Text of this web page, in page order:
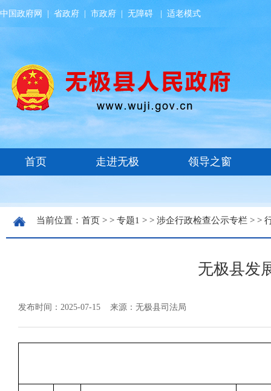
中国政府网 省政府 市政府 无障碍 适老模式
当前位置： 首页 > > 专题1 > > 涉企行政检查公示专栏 > >
无极县发
发布时间：2025-07-15 来源：无极县司法局